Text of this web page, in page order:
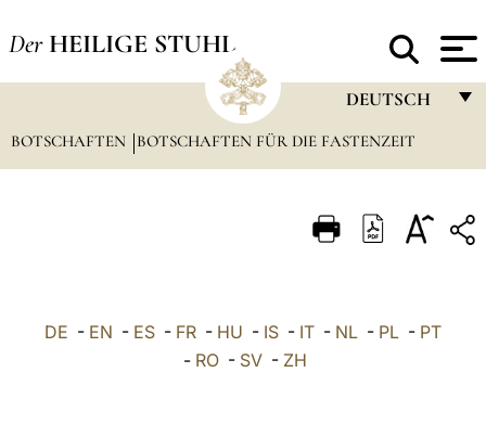
Der HEILIGE STUHL
DEUTSCH
FRANÇAIS
ITALIANO
BOTSCHAFTEN BOTSCHAFTEN FÜR DIE FASTENZEIT
DE - EN - ES - FR - HU - IS - IT - NL - PL - PT
- RO - SV - ZH